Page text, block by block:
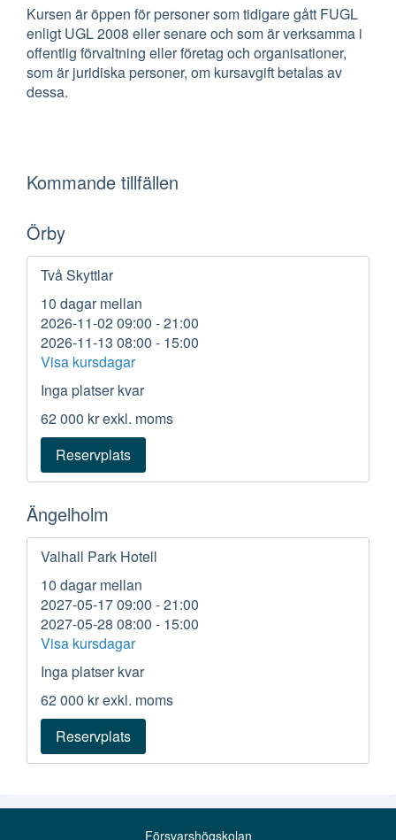
Kursen är öppen för personer som tidigare gått FUGL
enligt UGL 2008 eller senare och som är verksamma i
offentlig förvaltning eller företag och organisationer,
som är juridiska personer, om kursavgift betalas av
dessa.
Kommande tillfällen
Örby
Två Skyttlar
10 dagar mellan
2026-11-02 09:00 - 21:00
2026-11-13 08:00 - 15:00
Visa kursdagar
Inga platser kvar
62 000 krexkl. moms
Reservplats
Ängelholm
Valhall Park Hotell
10 dagar mellan
2027-05-17 09:00 - 21:00
2027-05-28 08:00 - 15:00
Visa kursdagar
Inga platser kvar
62 000 krexkl. moms
Reservplats
Försvarshögskolan